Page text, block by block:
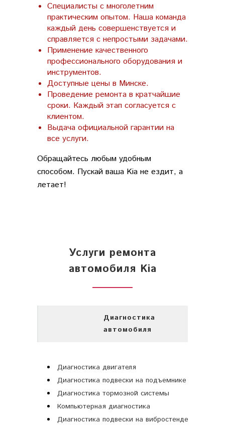
Специалисты с многолетним
практическим опытом. Наша команда
каждый день совершенствуется и
справляется с непростыми задачами.
Применение качественного
профессионального оборудования и
инструментов.
Доступные цены в Минске.
Проведение ремонта в кратчайшие
сроки. Каждый этап согласуется с
клиентом.
Выдача официальной гарантии на
все услуги.
Обращайтесь любым удобным
способом. Пускай ваша Kia не ездит, а
летает!
Услуги ремонта
автомобиля Kia
Диагностика
автомобиля
Диагностика двигателя
Диагностика подвески на подъемнике
Диагностика тормозной системы
Компьютерная диагностика
Диагностика подвески на вибростенде